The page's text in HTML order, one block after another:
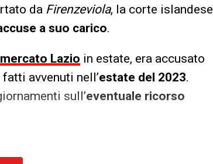
da Firenzeviola, la corte islandese
a suo carico.
Lazio in estate, era accusato
avvenuti nell’estate del 2023.
sull’eventuale ricorso